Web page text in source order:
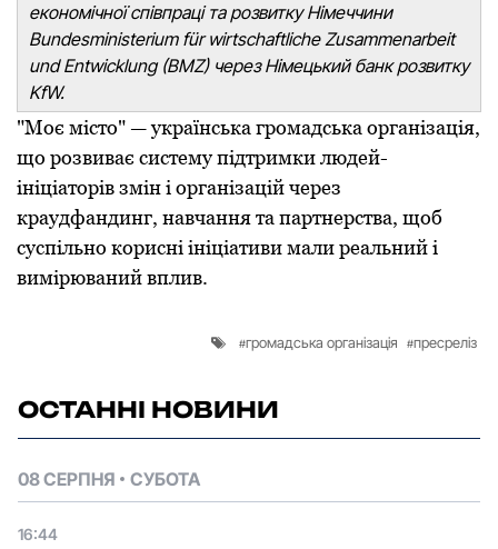
економічної співпраці та розвитку Німеччини
Bundesministerium für wirtschaftliche Zusammenarbeit
und Entwicklung (BMZ) через Німецький банк розвитку
KfW.
"Моє місто" — українська громадська організація,
що розвиває систему підтримки людей-
ініціаторів змін і організацій через
краудфандинг, навчання та партнерства, щоб
суспільно корисні ініціативи мали реальний і
вимірюваний вплив.
громадська організація пресреліз
ОСТАННІ НОВИНИ
08 СЕРПНЯ СУБОТА
16:44